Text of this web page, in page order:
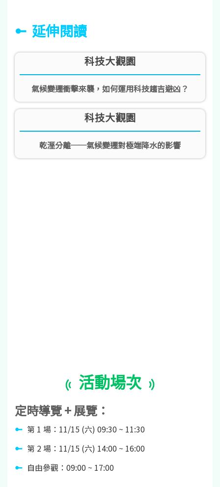
延伸閱讀
科技大觀園
氣候變遷衝擊來襲，如何運用科技趨吉避凶？
科技大觀園
乾溼分離──氣候變遷對極端降水的影響
活動場次
定時導覽 + 展覽：
第 1 場：11/15 (六) 09:30 ~ 11:30
第 2 場：11/15 (六) 14:00 ~ 16:00
自由參觀：09:00 ~ 17:00